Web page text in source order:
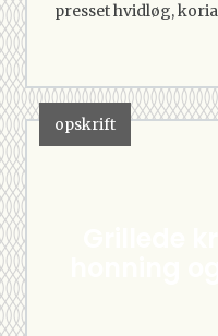
presset hvidløg,
opskrift